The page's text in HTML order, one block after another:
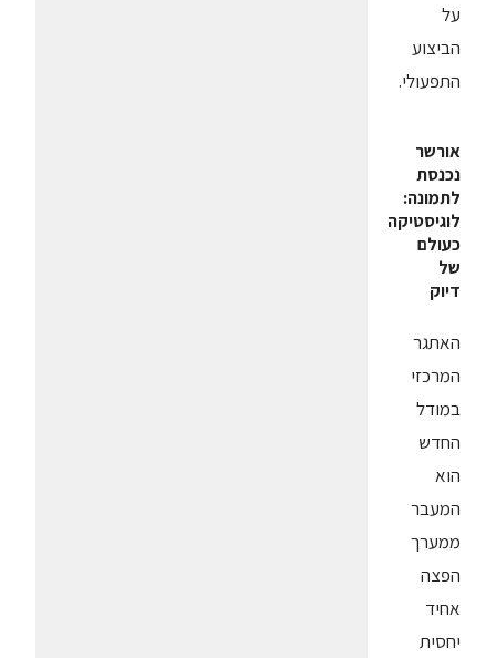
על
הביצוע
התפעולי.
אורשר
נכנסת
לתמונה:
לוגיסטיקה
כעולם
של
דיוק
האתגר
המרכזי
במודל
החדש
הוא
המעבר
ממערך
הפצה
אחיד
יחסית